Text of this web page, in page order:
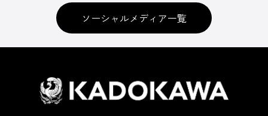
ソーシャルメディア一覧